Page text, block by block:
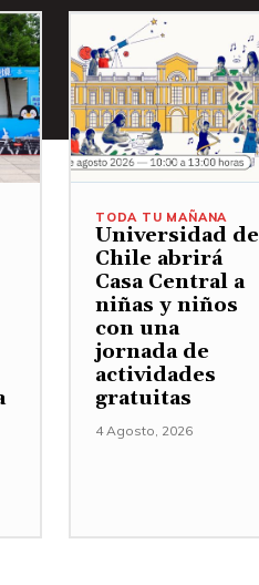
TODA TU MAÑANA
Universidad de
Chile abrirá
Casa Central a
niñas y niños
con una
jornada de
actividades
gratuitas
4 Agosto, 2026